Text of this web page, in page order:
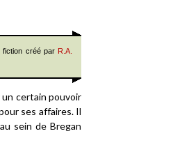
fiction créé par R.A.
un certain pouvoir
ses affaires. Il
sein de Bregan